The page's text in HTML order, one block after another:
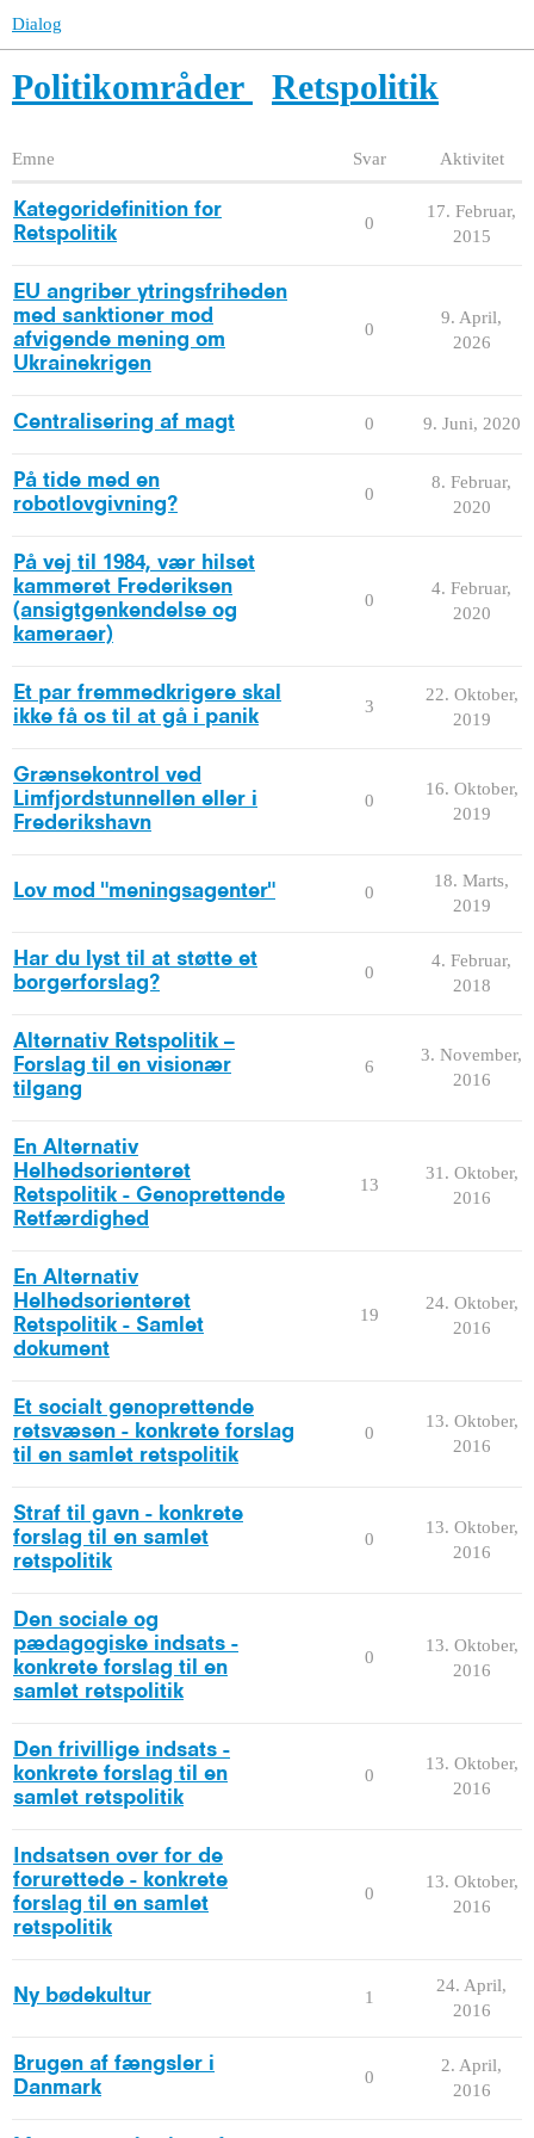
Dialog
Politikområder Retspolitik
Emne Svar Aktivitet
Kategoridefinition for
Retspolitik
0
17. Februar,
2015
EU angriber ytringsfriheden
med sanktioner mod
afvigende mening om
Ukrainekrigen
0
9. April,
2026
Centralisering af magt 0 9. Juni, 2020
På tide med en
robotlovgivning?
0
8. Februar,
2020
På vej til 1984, vær hilset
kammeret Frederiksen
(ansigtgenkendelse og
kameraer)
0
4. Februar,
2020
Et par fremmedkrigere skal
ikke få os til at gå i panik
3
22. Oktober,
2019
Grænsekontrol ved
Limfjordstunnellen eller i
Frederikshavn
0
16. Oktober,
2019
Lov mod "meningsagenter" 0
18. Marts,
2019
Har du lyst til at støtte et
borgerforslag?
0
4. Februar,
2018
Alternativ Retspolitik –
Forslag til en visionær
tilgang
6
3. November,
2016
En Alternativ
Helhedsorienteret
Retspolitik - Genoprettende
Retfærdighed
13
31. Oktober,
2016
En Alternativ
Helhedsorienteret
Retspolitik - Samlet
dokument
19
24. Oktober,
2016
Et socialt genoprettende
retsvæsen - konkrete forslag
til en samlet retspolitik
0
13. Oktober,
2016
Straf til gavn - konkrete
forslag til en samlet
retspolitik
0
13. Oktober,
2016
Den sociale og
pædagogiske indsats -
konkrete forslag til en
samlet retspolitik
0
13. Oktober,
2016
Den frivillige indsats -
konkrete forslag til en
samlet retspolitik
0
13. Oktober,
2016
Indsatsen over for de
forurettede - konkrete
forslag til en samlet
retspolitik
0
13. Oktober,
2016
Ny bødekultur 1
24. April,
2016
Brugen af fængsler i
Danmark
0
2. April,
2016